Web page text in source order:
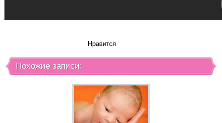
Нравится
Похожие записи: